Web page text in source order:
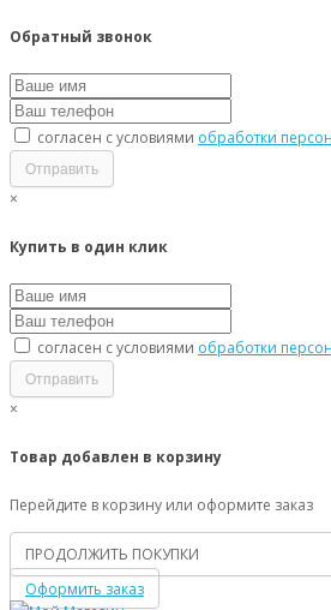
Обратный звонок
согласен с условиями обработки
×
Купить в один клик
согласен с условиями обработки
×
Товар добавлен в корзину
Перейдите в корзину или оформите заказ
ПРОДОЛЖИТЬ ПОКУПКИ
Оформить заказ